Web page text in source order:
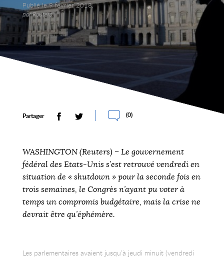
Publié le 9 février 2018,
par Reuters.
Partager (0)
WASHINGTON (Reuters) – Le gouvernement
fédéral des Etats-Unis s’est retrouvé vendredi en
situation de « shutdown » pour la seconde fois en
trois semaines, le Congrès n’ayant pu voter à
temps un compromis budgétaire, mais la crise ne
devrait être qu’éphémère.
Les parlementaires avaient jusqu’à jeudi minuit (vendredi